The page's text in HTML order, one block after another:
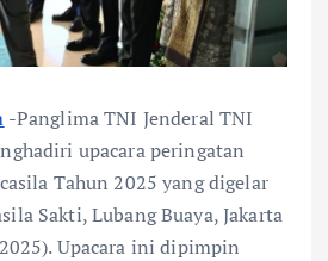
-Panglima TNI Jenderal TNI
upacara peringatan
Tahun 2025 yang digelar
Sakti, Lubang Buaya, Jakarta
Upacara ini dipimpin